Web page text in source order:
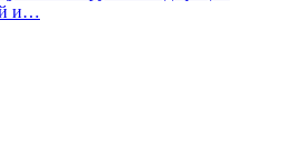
и…